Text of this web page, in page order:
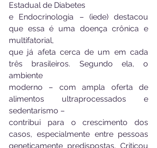
Estadual de Diabetes
e Endocrinologia – (iede) destacou
que essa é uma doença crônica e
multifatorial,
que já afeta cerca de um em cada
três brasileiros. Segundo ela, o
ambiente
moderno – com ampla oferta de
alimentos ultraprocessados e
sedentarismo –
contribui para o crescimento dos
casos, especialmente entre pessoas
geneticamente predispostas. Criticou